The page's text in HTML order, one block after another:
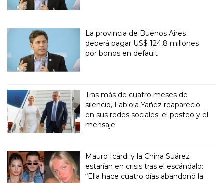
La provincia de Buenos Aires
deberá pagar US$ 124,8 millones
por bonos en default
Tras más de cuatro meses de
silencio, Fabiola Yañez reapareció
en sus redes sociales: el posteo y el
mensaje
Mauro Icardi y la China Suárez
estarían en crisis tras el escándalo:
“Ella hace cuatro días abandonó la